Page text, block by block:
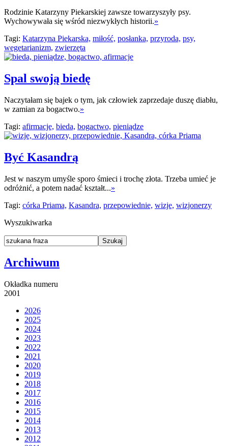
Rodzinie Katarzyny Piekarskiej zawsze towarzyszyły psy.
Wychowywała się wśród niezwykłych historii.»
Tagi: Katarzyna Piekarska, miłość, posłanka, przyroda, psy,
wegetarianizm, zwierzęta
Spal swoją biedę
Naczytałam się bajek o tym, jak człowiek zaprzedaje duszę diabłu,
w zamian za bogactwo.»
Tagi: afirmacje, bieda, bogactwo, pieniądze
Być Kasandrą
Jest w naszym umyśle sporo śmieci i trochę złota. Trzeba umieć je
odróżnić, a potem nadać kształt...»
Tagi: córka Priama, Kasandra, przepowiednie, wizje, wizjonerzy
Wyszukiwarka
Archiwum
Okładka numeru
2001
2026
2025
2024
2023
2022
2021
2020
2019
2018
2017
2016
2015
2014
2013
2012